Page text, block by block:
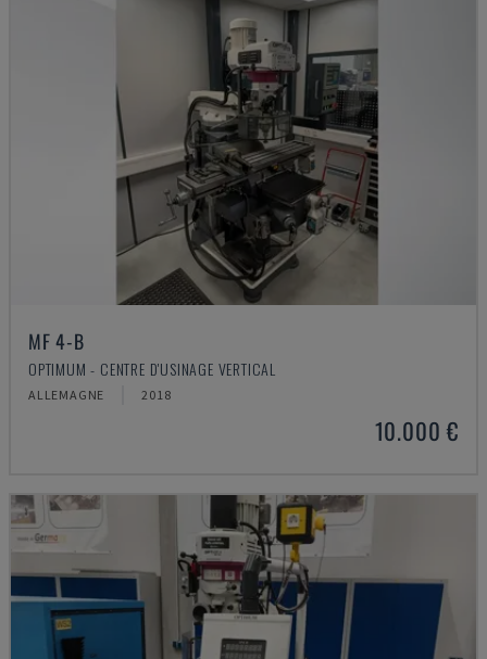
MF 4-B
OPTIMUM - CENTRE D'USINAGE VERTICAL
ALLEMAGNE 2018
10.000 €